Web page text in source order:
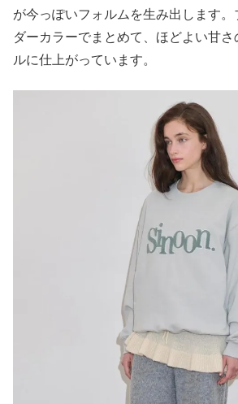
が今っぽいフォルムを生み出します
ダーカラーでまとめて、ほどよい甘
ルに仕上がっています。